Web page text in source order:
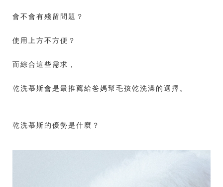
會不會有殘留問題？
使用上方不方便？
而綜合這些需求，
乾洗慕斯會是最推薦給爸媽幫毛孩乾洗澡的選擇。
乾洗慕斯的優勢是什麼？